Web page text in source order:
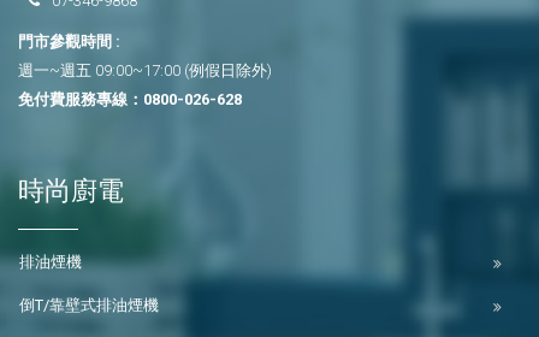
門市參觀時間 :
週一~週五 09:00~17:00 (例假日除外)
免付費服務專線： 0800-026-628
時尚廚電
排油煙機
倒T/靠壁式排油煙機